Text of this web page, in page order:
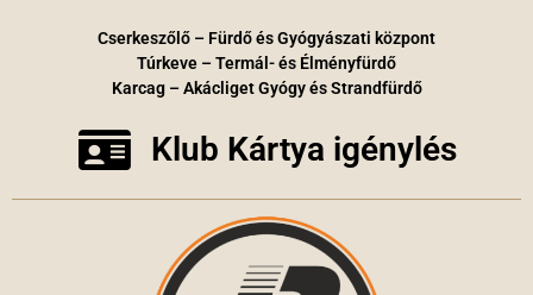
Cserkeszőlő – Fürdő és Gyógyászati központ
Túrkeve – Termál- és Élményfürdő
Karcag – Akácliget Gyógy és Strandfürdő
Klub Kártya igénylés